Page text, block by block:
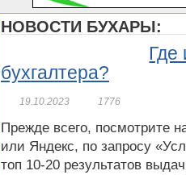
НОВОСТИ БУХАРЫ:
Где
бухгалтера?
19.10.2023 1776
Прежде всего, посмотрите
или Яндекс, по запросу
топ 10-20 результатов